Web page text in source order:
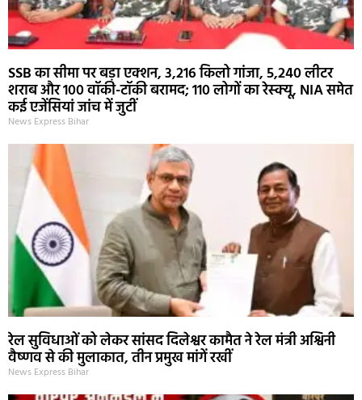
SSB का सीमा पर बड़ा एक्शन, 3,216 किलो गांजा, 5,240 लीटर
शराब और 100 वॉकी-टॉकी बरामद; 110 लोगों का रेस्क्यू, NIA समेत
कई एजेंसियां जांच में जुटीं
News Express Bihar
रेल सुविधाओं को लेकर सांसद दिलेश्वर कामैत ने रेल मंत्री अश्विनी
वैष्णव से की मुलाकात, तीन प्रमुख मांगें रखीं
News Express Bihar